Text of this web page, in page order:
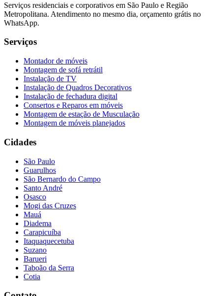
Serviços residenciais e corporativos em São Paulo e Região
Metropolitana. Atendimento no mesmo dia, orçamento grátis no
WhatsApp.
Serviços
Montador de móveis
Montagem de sofá retrátil
Instalação de TV
Instalação de Quadros Decorativos
Instalação de fechadura digital
Consertos e Reparos em móveis
Montagem de estação de Musculação
Montagem de móveis planejados
Cidades
São Paulo
Guarulhos
São Bernardo do Campo
Santo André
Osasco
Mogi das Cruzes
Mauá
Diadema
Carapicuíba
Itaquaquecetuba
Suzano
Barueri
Taboão da Serra
Cotia